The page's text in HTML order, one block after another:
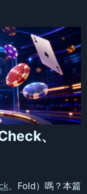
、
、Fold）嗎？本篇